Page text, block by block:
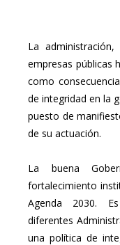
La
empresas públicas
como
de integridad en la
puesto de
de su actuación.
La buena
fortalecimiento
Agenda 2030.
diferentes
una política de